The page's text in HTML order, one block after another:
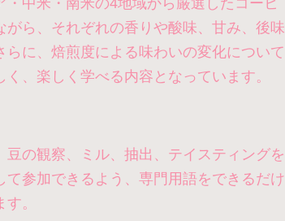
中米・南米の4地域から厳選したコーヒ
ら、それぞれの香りや酸味、甘み、後味
に、焙煎度による味わいの変化について
、楽しく学べる内容となっています。
の観察、ミル、抽出、テイスティングを
参加できるよう、専門用語をできるだけ
。